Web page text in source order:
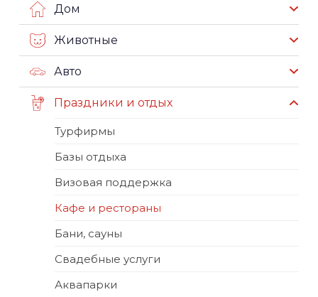
Дом
Животные
Авто
Праздники и отдых
Турфирмы
Базы отдыха
Визовая поддержка
Кафе и рестораны
Бани, сауны
Свадебные услуги
Аквапарки